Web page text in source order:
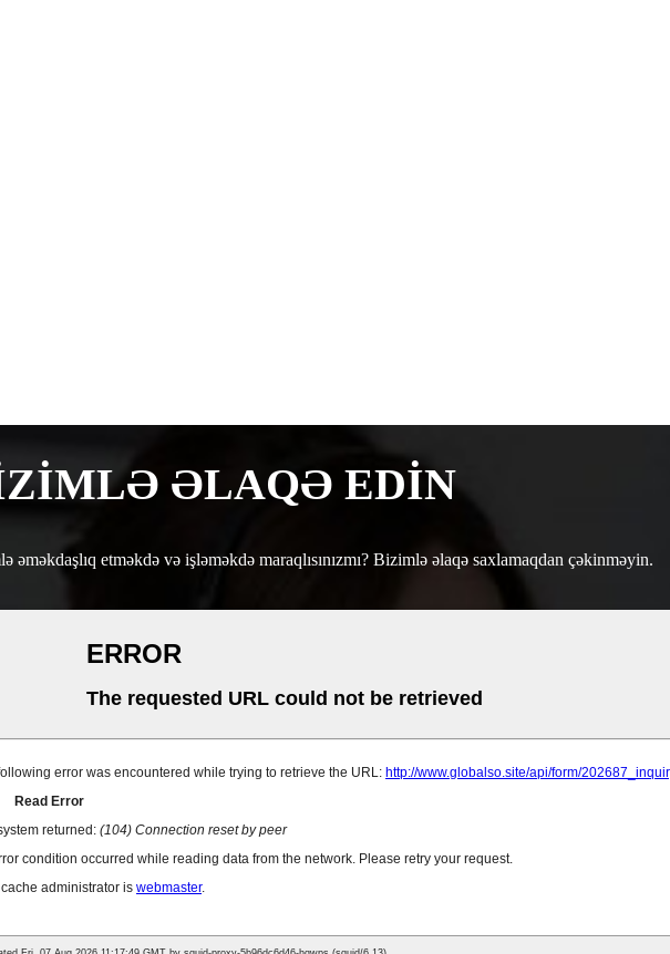
ƏLAQƏ EDİN
əməkdaşlıq etməkdə və işləməkdə maraqlısınızmı? Bizimlə əlaqə saxlamaqdan çəkinməyin.